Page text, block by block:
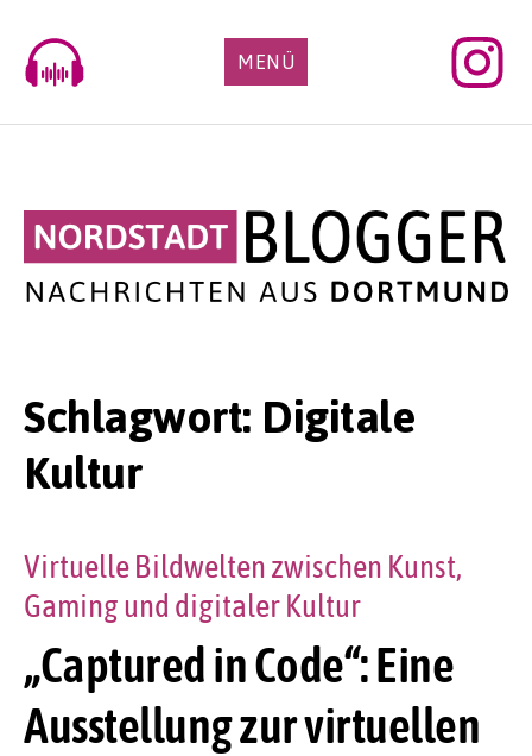
content
MENÜ
Schlagwort: Digitale
Kultur
„Captured in Code“: Eine
Ausstellung zur virtuellen
Virtuelle Bildwelten zwischen Kunst,
Gaming und digitaler Kultur